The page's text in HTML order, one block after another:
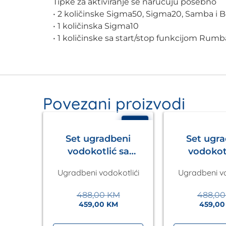
• 2 količinske Sigma50, Sigma20, Samba i
• 1 količinska Sigma10
• 1 količinske sa start/stop funkcijom
Povezani proizvodi
Set ugradbeni
vodokotlić sa
Laufen +wc šolja
Una Kalla
Ugradbeni vodokotlići
488,00KM
459,00 KM
Set
Laufen
Sava
Ugradbeni